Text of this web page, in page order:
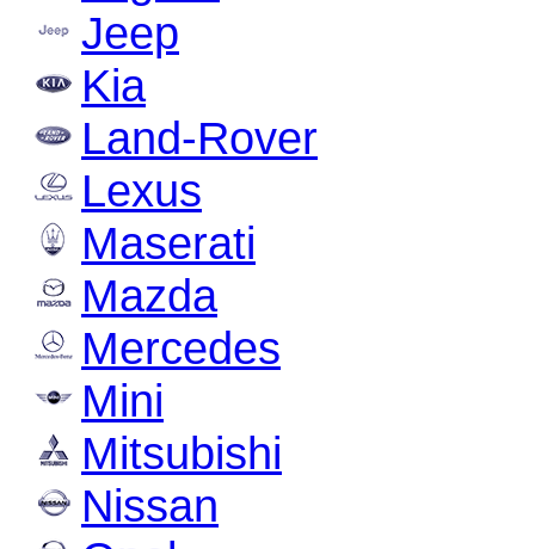
Jeep
Kia
Land-Rover
Lexus
Maserati
Mazda
Mercedes
Mini
Mitsubishi
Nissan